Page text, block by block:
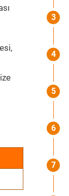
3
4
5
6
7